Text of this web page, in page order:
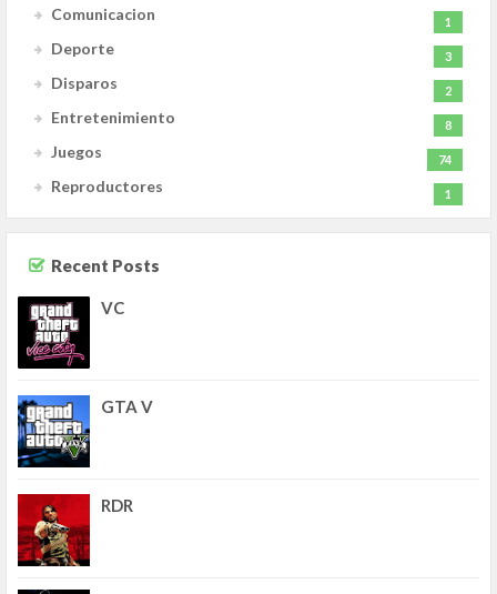
Comunicacion 1
Deporte 3
Disparos 2
Entretenimiento 8
Juegos 74
Reproductores 1
Recent Posts
VC
GTA V
RDR